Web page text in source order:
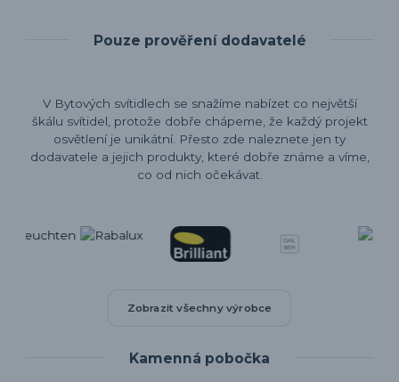
Pouze prověření dodavatelé
V Bytových svítidlech se snažíme nabízet co největší
škálu svítidel, protože dobře chápeme, že každý projekt
osvětlení je unikátní. Přesto zde naleznete jen ty
dodavatele a jejich produkty, které dobře známe a víme,
co od nich očekávat.
Zobrazit všechny výrobce
Kamenná pobočka